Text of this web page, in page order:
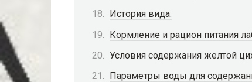
История вида:
Кормление и рацион питания
Условия содержания желтой
Параметры воды для